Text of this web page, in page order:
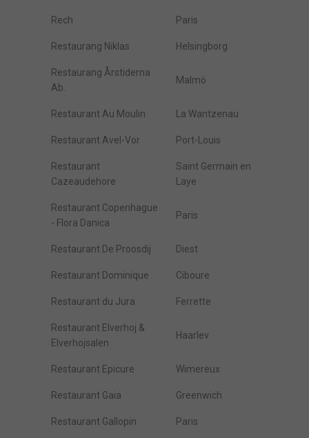
Rech Paris
Restaurang Niklas Helsingborg
Restaurang Årstiderna
Ab.
Malmö
Restaurant Au Moulin La Wantzenau
Restaurant Avel-Vor Port-Louis
Restaurant
Cazeaudehore
Saint Germain en
Laye
Restaurant Copenhague
- Flora Danica
Paris
Restaurant De Proosdij Diest
Restaurant Dominique Ciboure
Restaurant du Jura Ferrette
Restaurant Elverhoj &
Elverhojsalen
Haarlev
Restaurant Epicure Wimereux
Restaurant Gaia Greenwich
Restaurant Gallopin Paris